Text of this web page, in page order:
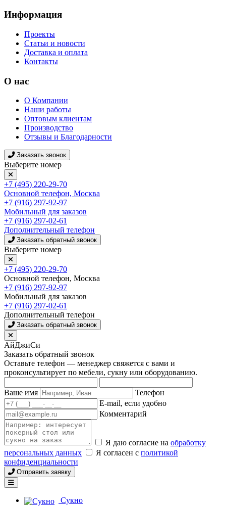
Информация
Проекты
Статьи и новости
Доставка и оплата
Контакты
О нас
О Компании
Наши работы
Оптовым клиентам
Производство
Отзывы и Благодарности
Заказать звонок
Выберите номер
+7 (495) 220-29-70
Основной телефон, Москва
+7 (916) 297-92-97
Мобильный для заказов
+7 (916) 297-02-61
Дополнительный телефон
Заказать обратный звонок
Выберите номер
+7 (495) 220-29-70
Основной телефон, Москва
+7 (916) 297-92-97
Мобильный для заказов
+7 (916) 297-02-61
Дополнительный телефон
Заказать обратный звонок
АйДжиСи
Заказать обратный звонок
Оставьте телефон — менеджер свяжется с вами и
проконсультирует по мебели, сукну или оборудованию.
Ваше имя
Телефон
E-mail, если удобно
Комментарий
Я даю согласие на обработку
персональных данных
Я согласен с политикой
конфиденциальности
Отправить заявку
Сукно